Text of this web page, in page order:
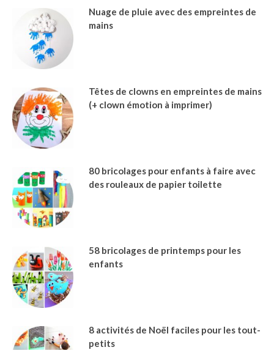
Nuage de pluie avec des empreintes de
mains
Têtes de clowns en empreintes de mains
(+ clown émotion à imprimer)
80 bricolages pour enfants à faire avec
des rouleaux de papier toilette
58 bricolages de printemps pour les
enfants
8 activités de Noël faciles pour les tout-
petits